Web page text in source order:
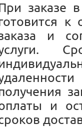
заказе
и
и